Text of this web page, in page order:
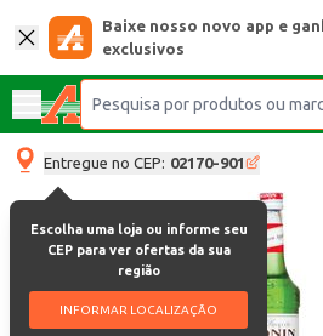
Baixe nosso novo app e
exclusivos
Entregue no CEP: 02170-901
Escolha uma loja ou informe seu
CEP para ver ofertas da sua
região
INFORMAR LOCALIZAÇÃO